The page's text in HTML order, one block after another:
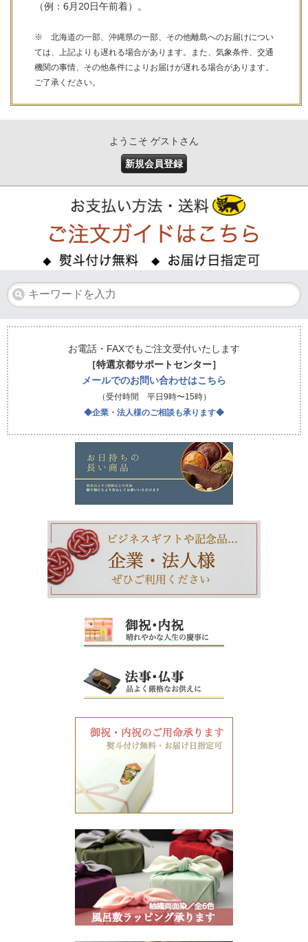
（例：6月20日午前着）。
※ 北海道の一部、沖縄県の一部、その他離島へのお届けについ
ては、上記よりも遅れる場合があります。また、気象条件、交通
機関の事情、その他条件によりお届けが遅れる場合があります。
ご了承ください。
ようこそ ゲストさん
新規会員登録
お電話・FAXでもご注文受付いたします
［特選京都サポートセンター］
メールでのお問い合わせはこちら
（受付時間 平日9時〜15時）
◆企業・法人様のご相談も承ります◆